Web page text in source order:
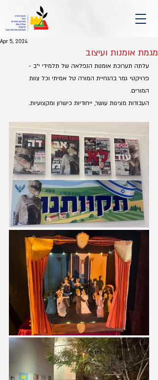
מגמת אומנות ועיצוב
Apr 5, 2024
עלתה תערוכת אומנות הנפלאה של תלמידי י״ב -
פרויקטי גמר בהנחיית המורה טל אמיתי וכל צוות
המורים.
העבודות מציגות עושר, ייחודיות כישרון ומקצועיות.